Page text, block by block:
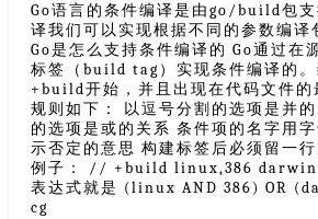
Go语言的条件编译是由go/build包
译我们可以实现根据不同的参数编译
Go是怎么支持条件编译的 Go通过在
标签（build tag）实现条件编译的
+build开始，并且出现在代码文件的
规则如下： 以逗号分割的选项是并
的选项是或的关系 条件项的名字用
示否定的意思 构建标签后必须留一
例子： // +build linux,386
表达式就是 (linux AND 386) OR
cg